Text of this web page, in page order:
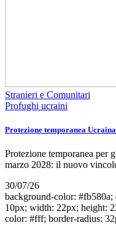
Stranieri e Comunitari
Profughi ucraini
Protezione temporanea
Protezione temporanea per
marzo 2028: il nuovo
30/07/26
background-color:
10px; width: 22px; height:
color: #fff; border-radius: